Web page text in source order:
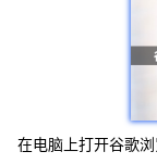
在电脑上打开谷歌